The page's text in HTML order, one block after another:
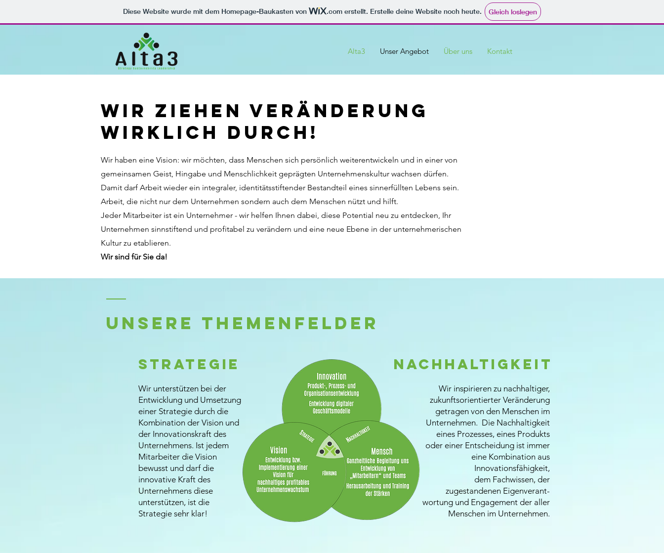
Diese Website wurde mit dem Homepage-Baukasten von .com erstellt. Erstelle deine Website noch heute. Gleich loslegen
Alta3 Unser Angebot Über uns Kontakt
Wir ziehen Veränderung
wirklich durch!
Wir haben eine Vision: wir möchten, dass Menschen sich persönlich weiterentwickeln und in einer von
gemeinsamen Geist, Hingabe und Menschlichkeit geprägten Unternehmenskultur wachsen dürfen.
Damit darf Arbeit wieder ein integraler, identitätsstiftender Bestandteil eines sinnerfüllten Lebens sein.
Arbeit, die nicht nur dem Unternehmen sondern auch dem Menschen nützt und hilft.
Jeder Mitarbeiter ist ein Unternehmer - wir helfen Ihnen dabei, diese Potential neu zu entdecken, Ihr
Unternehmen sinnstiftend und profitabel zu verändern und eine neue Ebene in der unternehmerischen
Kultur zu etablieren.
Wir sind für Sie da!
Unsere Themenfelder
Strategie
Wir unterstützen bei der
Entwicklung und Umsetzung
einer Strategie durch die
Kombination der Vision und
der Innovationskraft des
Unternehmens. Ist jedem
Mitarbeiter die Vision
bewusst und darf die
innovative Kraft des
Unternehmens diese
unterstützen, ist die
Strategie sehr klar!
Nachhaltigkeit
Wir inspirieren zu nachhaltiger,
zukunftsorientierter Veränderung
getragen von den Menschen im
Unternehmen. Die Nachhaltigkeit
eines Prozesses, eines Produkts
oder einer Entscheidung ist immer
eine Kombination aus
Innovationsfähigkeit,
dem Fachwissen, der
zugestandenen Eigenverant-
wortung und Engagement der aller
Menschen im Unternehmen.